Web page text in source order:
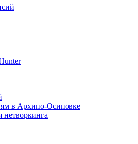
в Архипо-Осиповке
нетворкинга